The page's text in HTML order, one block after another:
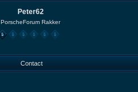
Peter62
PorscheForum Rakker
Contact